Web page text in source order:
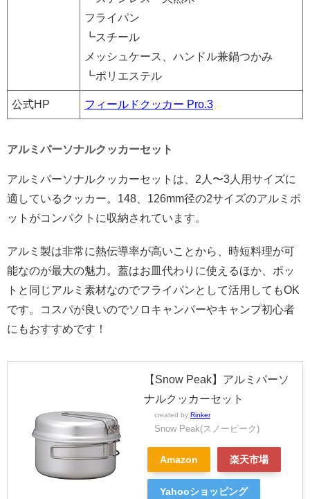
フライパン
┗スチール
メッシュケース、ハンドル兼鍋つかみ
┗ポリエステル
公式HP フィールドクッカー Pro.3
アルミパーソナルクッカーセット
アルミパーソナルクッカーセットは、2人〜3人用サイズに
適しているクッカー。148、126mm径の2サイズのアルミポ
ットがコンパクトに収納されています。
アルミ製は非常に熱伝導率が高いことから、時短料理が可
能なのが最大の魅力。蓋はお皿代わりに使えるほか、ポッ
トと同じアルミ素材なのでフライパンとして活用してもOK
です。コスパが良いのでソロキャンパーやキャンプ初心者
にもおすすめです！
【Snow Peak】アルミパーソ
ナルクッカーセット
created by Rinker
Snow Peak(スノーピーク)
Amazon 楽天市場
Yahooショッピング